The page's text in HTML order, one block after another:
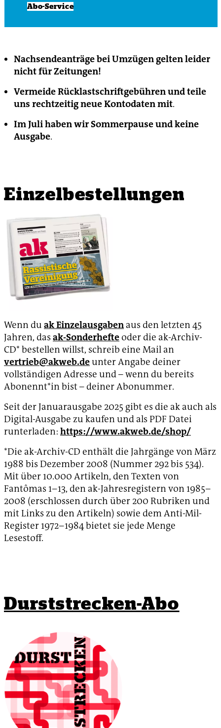
Abo-Service
Nachsendeanträge bei Umzügen gelten leider
nicht für Zeitungen!
Vermeide Rücklastschriftgebühren und teile
uns rechtzeitig neue Kontodaten mit.
Im Juli haben wir Sommerpause und keine
Ausgabe.
Einzelbestellungen
Wenn du ak Einzelausgabenaus den letzten 45
Jahren, das ak-Sonderhefte oder die ak-Archiv-
CD* bestellen willst, schreib eine Mail an
vertrieb@akweb.deunter Angabe deiner
vollständigen Adresse und – wenn du bereits
Abonennt*in bist – deiner Abonummer.
Seit der Januarausgabe 2025 gibt es die ak auch als
Digital-Ausgabe zu kaufen und als PDF Datei
runterladen: https://www.akweb.de/shop/
*Die ak-Archiv-CD enthält die Jahrgänge von März
1988 bis Dezember 2008 (Nummer 292 bis 534).
Mit über 10.000 Artikeln, den Texten von
Fantômas 1–13, den ak-Jahresregistern von 1985–
2008 (erschlossen durch über 200 Rubriken und
mit Links zu den Artikeln) sowie dem Anti-Mil-
Register 1972–1984 bietet sie jede Menge
Lesestoff.
Durststrecken-Abo